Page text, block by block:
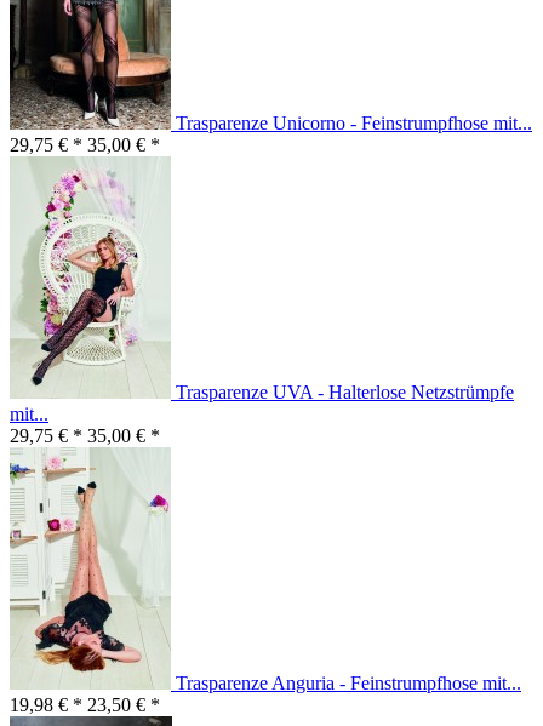
Trasparenze Unicorno - Feinstrumpfhose mit...
29,75 € * 35,00 € *
Trasparenze UVA - Halterlose Netzstrümpfe
mit...
29,75 € * 35,00 € *
Trasparenze Anguria - Feinstrumpfhose mit...
19,98 € * 23,50 € *